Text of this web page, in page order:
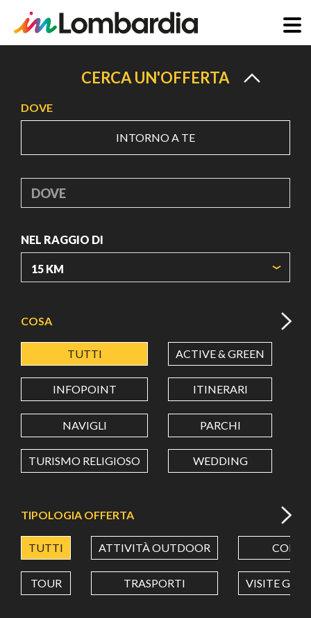
principale
CERCA UN'OFFERTA
DOVE
INTORNO A TE
DOVE
NEL RAGGIO DI
LATITUDINE
LONGITUDINE
Value in decimal degrees. Use dot (.) as decimal separator.
COSA
TUTTI ACTIVE & GREEN
INFOPOINT ITINERARI
NAVIGLI PARCHI
TURISMO RELIGIOSO WEDDING
TIPOLOGIA OFFERTA
TUTTI ATTIVITÀ OUTDOOR CORSI
TOUR TRASPORTI VISITE